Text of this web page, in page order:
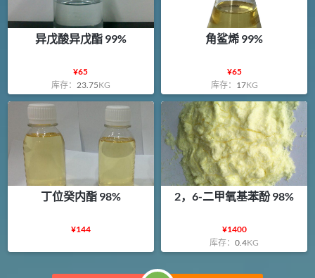
异戊酸异戊酯 99%
¥65
库存： 23.75KG
角鲨烯 99%
¥65
库存： 17KG
丁位癸内酯 98%
¥144
2，6-二甲氧基苯酚 98%
¥1400
库存：0.4KG